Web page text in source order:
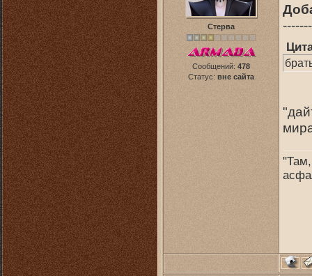
Стерва
Сообщений: 478
Статус: вне сайта
"Там,